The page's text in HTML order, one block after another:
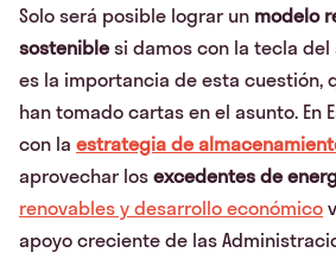
Solo será posible lograr un modelo
sosteniblesi damos con la tecla del
es la importancia de esta cuestión,
han tomado cartas en el asunto. En
con la estrategia de
aprovechar los excedentes de
renovables y desarrollo económico
apoyo creciente de las